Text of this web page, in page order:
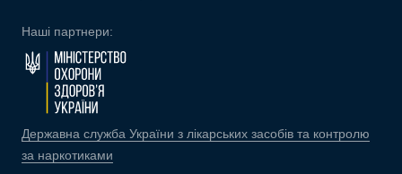
Наші партнери:
Державна служба України з лікарських засобів та контролю
за наркотиками